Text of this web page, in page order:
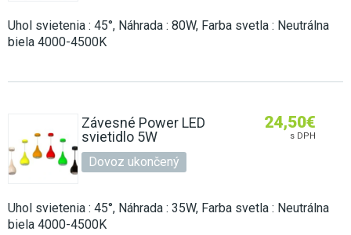
Uhol svietenia : 45°, Náhrada : 80W, Farba svetla : Neutrálna
biela 4000-4500K
Závesné Power LED
svietidlo 5W
Dovoz ukončený
24,50€
s DPH
Uhol svietenia : 45°, Náhrada : 35W, Farba svetla : Neutrálna
biela 4000-4500K